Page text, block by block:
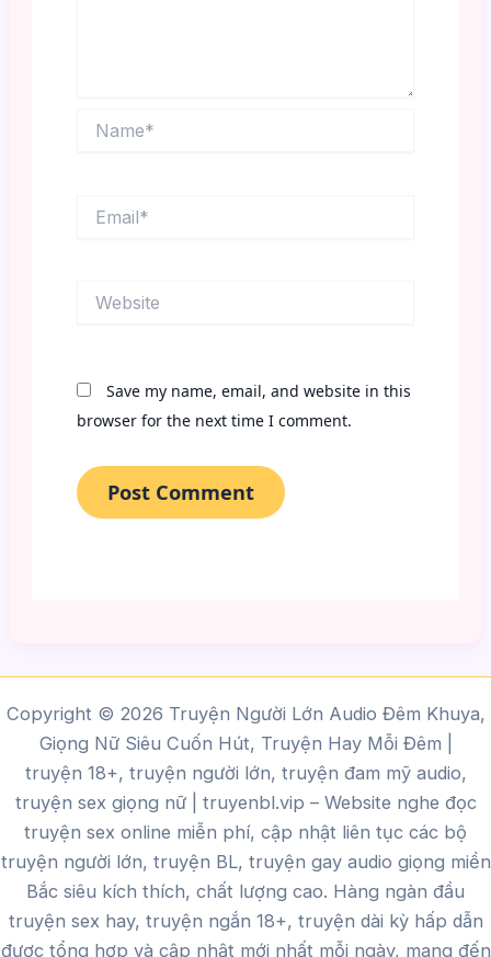
Save my name, email, and website in this
browser for the next time I comment.
Copyright © 2026 Truyện Người Lớn Audio Đêm Khuya,
Giọng Nữ Siêu Cuốn Hút, Truyện Hay Mỗi Đêm |
truyện 18+, truyện người lớn, truyện đam mỹ audio,
truyện sex giọng nữ | truyenbl.vip – Website nghe đọc
truyện sex online miễn phí, cập nhật liên tục các bộ
truyện người lớn, truyện BL, truyện gay audio giọng miền
Bắc siêu kích thích, chất lượng cao. Hàng ngàn đầu
truyện sex hay, truyện ngắn 18+, truyện dài kỳ hấp dẫn
được tổng hợp và cập nhật mới nhất mỗi ngày, mang đến